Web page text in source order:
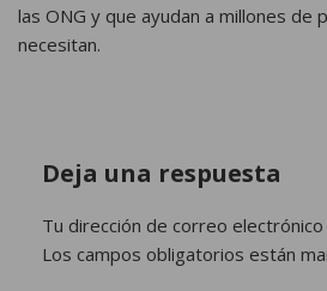
las ONG y que ayudan a millones de
necesitan.
Deja una respuesta
Tu dirección de correo electrónico
Los campos obligatorios están